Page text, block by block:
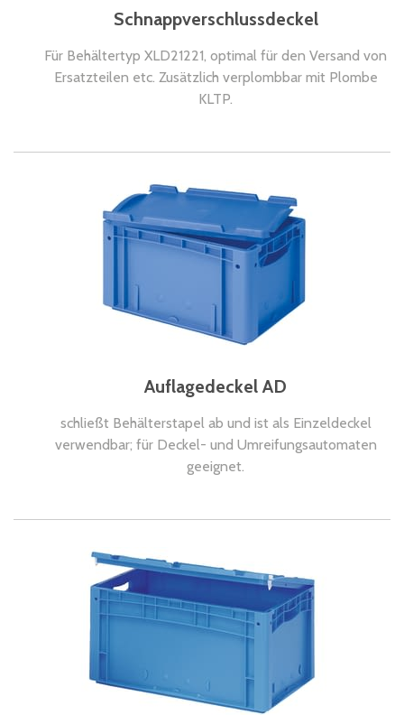
Schnappverschlussdeckel
Für Behältertyp XLD21221, optimal für den Versand von
Ersatzteilen etc. Zusätzlich verplombbar mit Plombe
KLTP.
Auflagedeckel AD
schließt Behälterstapel ab und ist als Einzeldeckel
verwendbar; für Deckel- und Umreifungsautomaten
geeignet.